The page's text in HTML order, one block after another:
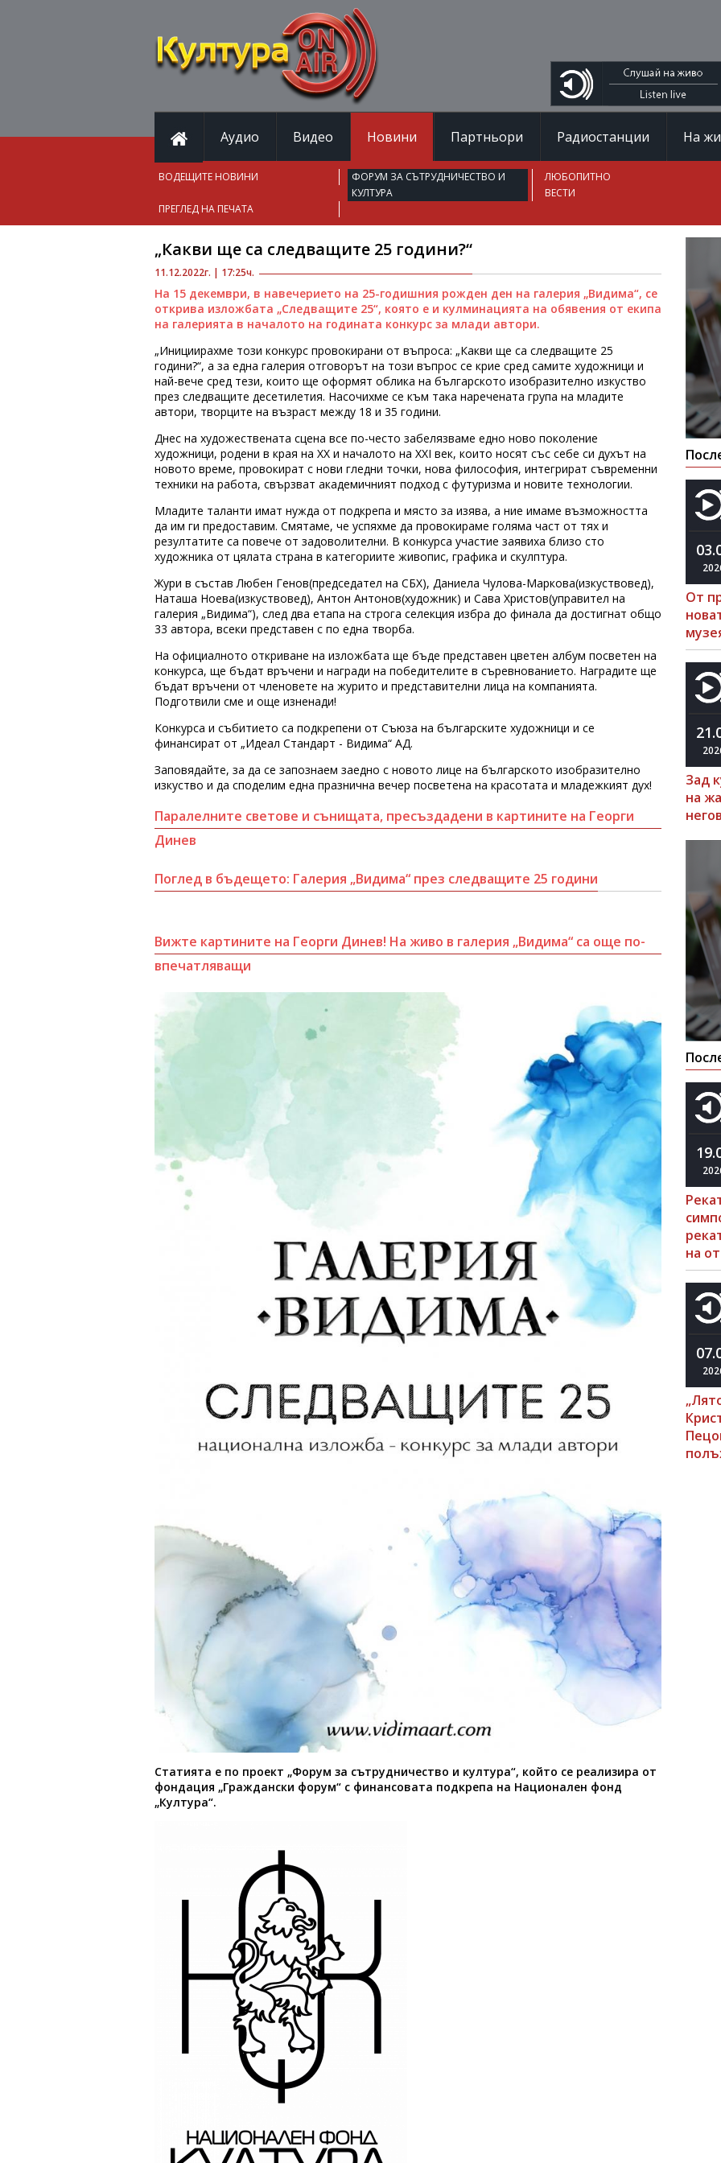
Аудио Видео Новини Партньори Радиостанции На
ВОДЕЩИТЕ НОВИНИ
ФОРУМ ЗА СЪТРУДНИЧЕСТВО И
КУЛТУРА
ЛЮБОПИТНО
ВЕСТИ
ПРЕГЛЕД НА ПЕЧАТА
11.12.2022г. | 17:25ч.
„Какви ще са следващите 25 години?“
На 15 декември, в навечерието на 25-годишния рожден ден на галерия „Видима“, се
открива изложбата „Следващите 25“, която е и кулминацията на обявения от екипа
на галерията в началото на годината конкурс за млади автори.
„Инициирахме този конкурс провокирани от въпроса: „Какви ще са следващите 25
години?“, а за една галерия отговорът на този въпрос се крие сред самите художници и
най-вече сред тези, които ще оформят облика на българското изобразително изкуство
през следващите десетилетия. Насочихме се към така наречената група на младите
автори, творците на възраст между 18 и 35 години.
Днес на художествената сцена все по-често забелязваме едно ново поколение
художници, родени в края на XX и началото на XXI век, които носят със себе си духът на
новото време, провокират с нови гледни точки, нова философия, интегрират съвременни
техники на работа, свързват академичният подход с футуризма и новите технологии.
Младите таланти имат нужда от подкрепа и място за изява, а ние имаме възможността
да им ги предоставим. Смятаме, че успяхме да провокираме голяма част от тях и
резултатите са повече от задоволителни. В конкурса участие заявиха близо сто
художника от цялата страна в категориите живопис, графика и скулптура.
Жури в състав Любен Генов(председател на СБХ), Даниела Чулова-Маркова(изкуствовед),
Наташа Ноева(изкуствовед), Антон Антонов(художник) и Сава Христов(управител на
галерия „Видима“), след два етапа на строга селекция избра до финала да достигнат общо
33 автора, всеки представен с по една творба.
На официалното откриване на изложбата ще бъде представен цветен албум посветен на
конкурса, ще бъдат връчени и награди на победителите в съревнованието. Наградите ще
бъдат връчени от членовете на журито и представителни лица на компанията.
Подготвили сме и още изненади!
Конкурса и събитието са подкрепени от Съюза на българските художници и се
финансират от „Идеал Стандарт - Видима“ АД.
Заповядайте, за да се запознаем заедно с новото лице на българското изобразително
изкуство и да споделим една празнична вечер посветена на красотата и младежкият дух!
Паралелните светове и сънищата, пресъздадени в картините на Георги
Динев
Поглед в бъдещето: Галерия „Видима“ през следващите 25 години
Вижте картините на Георги Динев! На живо в галерия „Видима“ са още по-
впечатляващи
Статията е по проект „Форум за сътрудничество и култура“, който се реализира от
фондация „Граждански форум“ с финансовата подкрепа на Национален фонд
„Култура“.
От
Зад
на
на